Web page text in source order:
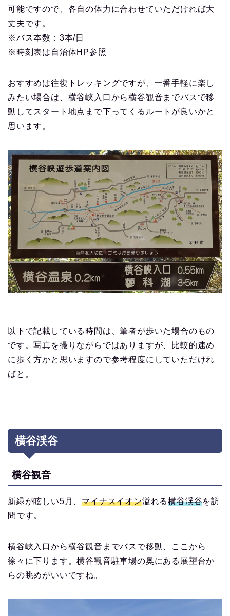
可能ですので、各自の体力に合わせていただければ大
丈夫です。
※バス本数：3本/日
※時刻表は自治体HP参照
おすすめは往復トレッキングですが、一番手軽に楽し
みたい場合は、横谷峡入口から横谷観音までバスで移
動してスタート地点まで下ってくるルートが良いかと
思います。
以下で記載している時間は、筆者が歩いた場合のもの
です。写真を撮りながらではありますが、比較的速め
に歩く方かと思いますので参考程度にしていただけれ
ばと。
横谷渓谷
横谷観音
新緑が眩しい5月、マイナスイオン溢れる横谷渓谷を訪
問です。
横谷峡入口から横谷観音までバスで移動、ここから
徐々に下ります。横谷観音駐車場の奥にある展望台か
らの眺めがいいですね。